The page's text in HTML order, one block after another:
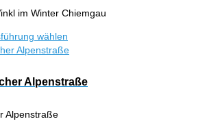
Die
können
auf
Produktseite
im Winter Chiemgau
wählen
Produkt
mehrere
Varianten
Alpenstraße
Alpenstraße